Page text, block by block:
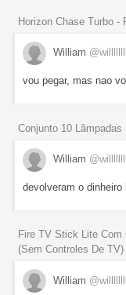
Horizon Chase Turbo -
William
vou pegar, mas nao
Conjunto 10
William
devolveram o
Fire TV Stick Lite Com
(Sem Controles De TV)
William